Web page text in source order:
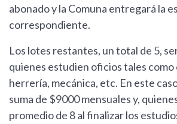
abonado y la Comuna entregará la
correspondiente.
Los lotes restantes, un total de 5,
quienes estudien oficios tales
herrería, mecánica, etc. En este
suma de $9000 mensuales y,
promedio de 8 al finalizar los